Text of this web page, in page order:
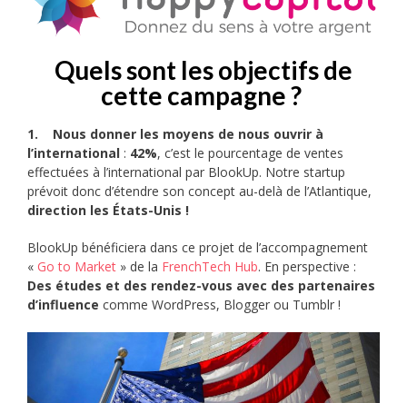
Quels sont les objectifs de
cette campagne ?
1.
Nous donner les moyens de nous ouvrir à
l’international : 42%, c’est le pourcentage de ventes
effectuées à l’international par BlookUp. Notre startup
prévoit donc d’étendre son concept au-delà de l’Atlantique,
direction les États-Unis !
BlookUp bénéficiera dans ce projet de l’accompagnement
« Go to Market » de la FrenchTech Hub. En perspective :
Des études et des rendez-vous avec des partenaires
d’influence comme WordPress, Blogger ou Tumblr !